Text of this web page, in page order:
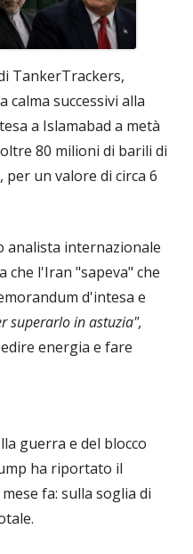
TankerTrackers,
successivi alla
a Islamabad a metà
80 milioni di barili di
un valore di circa 6
analista internazionale
che l'Iran "sapeva" che
d'intesa e
superarlo in astuzia",
energia e fare
guerra e del blocco
ha riportato il
fa: sulla soglia di